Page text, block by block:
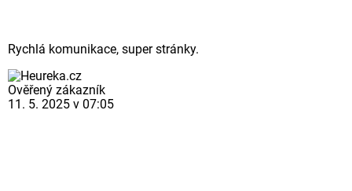
Rychlá komunikace, super stránky.
Ověřený zákazník
11. 5. 2025 v 07:05